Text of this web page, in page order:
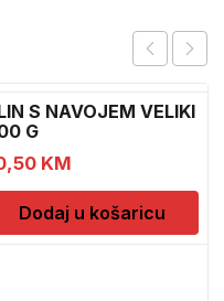
S NAVOJEM VELIKI
G
KM
Dodaj u košaricu